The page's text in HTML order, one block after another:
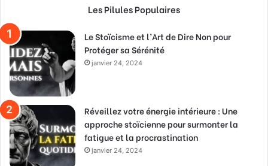
Les Pilules Populaires
Le Stoïcisme et l’Art de Dire Non pour
Protéger sa Sérénité
janvier 24, 2024
Réveillez votre énergie intérieure : Une
approche stoïcienne pour surmonter la
fatigue et la procrastination
janvier 24, 2024